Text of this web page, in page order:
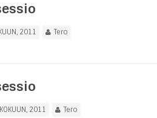
2011 Tero
2011 Tero